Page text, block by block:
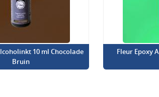
10 ml Chocolade
Bruin
Fleur Epoxy